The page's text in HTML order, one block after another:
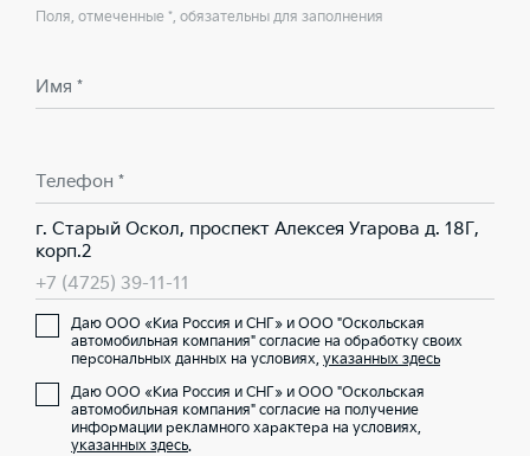
Поля, отмеченные *, обязательны для заполнения
Имя *
Телефон *
г. Старый Оскол, проспект Алексея Угарова д. 18Г,
корп.2
+7 (4725) 39-11-11
Даю ООО «Киа Россия и СНГ» и ООО "Оскольская
автомобильная компания" согласие на обработку своих
персональных данных на условиях, указанных здесь
Даю ООО «Киа Россия и СНГ» и ООО "Оскольская
автомобильная компания" согласие на получение
информации рекламного характера на условиях,
указанных здесь.